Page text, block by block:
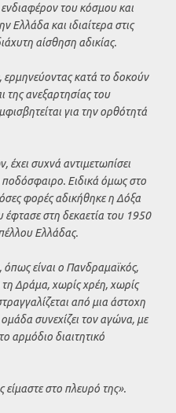
του κόσμου και
Ελλάδα και ιδιαίτερα στις
αίσθηση αδικίας.
κατά το δοκούν
της ανεξαρτησίας του
για την ορθότητά
συχνά αντιμετωπίσει
ποδόσφαιρο. Ειδικά όμως στο
φορές αδικήθηκε η Δόξα
στη δεκαετία του 1950
Ελλάδας.
όπως είναι ο Πανδραμαϊκός,
Δράμα, χωρίς χρέη, χωρίς
από μια άστοχη
συνεχίζει τον αγώνα, με
αρμόδιο διαιτητικό
είμαστεστο πλευρό της».